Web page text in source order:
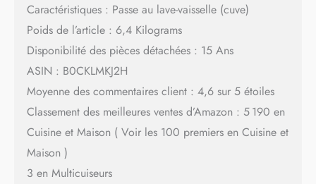
Caractéristiques : Passe au lave-vaisselle (cuve)
Poids de l’article : 6,4 Kilograms
Disponibilité des pièces détachées : 15 Ans
ASIN : B0CKLMKJ2H
Moyenne des commentaires client : 4,6 sur 5 étoiles
Classement des meilleures ventes d’Amazon : 5 190 en
Cuisine et Maison ( Voir les 100 premiers en Cuisine et
Maison )
3 en Multicuiseurs